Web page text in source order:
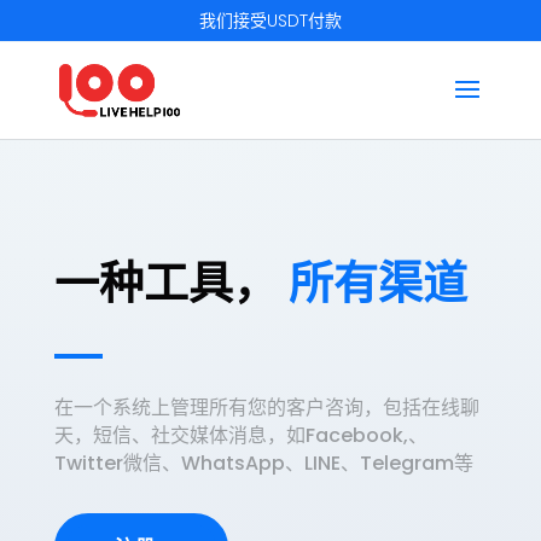
我们接受USDT付款
一种工具， 所有渠道
在一个系统上管理所有您的客户咨询，包括在线聊
天，短信、社交媒体消息，如Facebook,、
Twitter微信、WhatsApp、LINE、Telegram等